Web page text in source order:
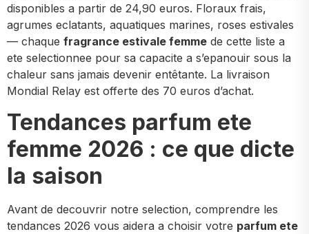
disponibles a partir de 24,90 euros. Floraux frais,
agrumes eclatants, aquatiques marines, roses estivales
— chaque fragrance estivale femme de cette liste a
ete selectionnee pour sa capacite a s’epanouir sous la
chaleur sans jamais devenir entêtante. La livraison
Mondial Relay est offerte des 70 euros d’achat.
Tendances parfum ete
femme 2026 : ce que dicte
la saison
Avant de decouvrir notre selection, comprendre les
tendances 2026 vous aidera a choisir votre parfum ete